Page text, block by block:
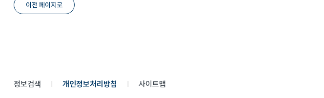
이전 페이지로
정보검색 개인정보처리방침 사이트맵